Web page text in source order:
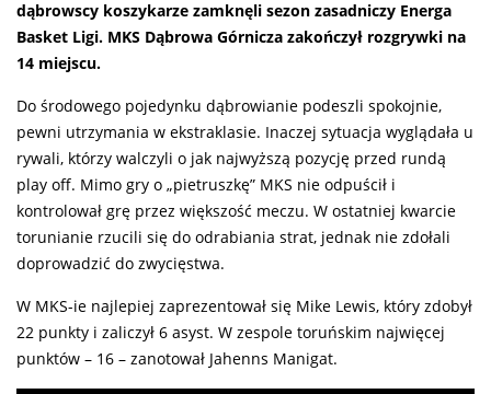
dąbrowscy koszykarze zamknęli sezon zasadniczy Energa
Basket Ligi. MKS Dąbrowa Górnicza zakończył rozgrywki na
14 miejscu.
Do środowego pojedynku dąbrowianie podeszli spokojnie,
pewni utrzymania w ekstraklasie. Inaczej sytuacja wyglądała u
rywali, którzy walczyli o jak najwyższą pozycję przed rundą
play off. Mimo gry o „pietruszkę” MKS nie odpuścił i
kontrolował grę przez większość meczu. W ostatniej kwarcie
torunianie rzucili się do odrabiania strat, jednak nie zdołali
doprowadzić do zwycięstwa.
W MKS-ie najlepiej zaprezentował się Mike Lewis, który zdobył
22 punkty i zaliczył 6 asyst. W zespole toruńskim najwięcej
punktów – 16 – zanotował Jahenns Manigat.